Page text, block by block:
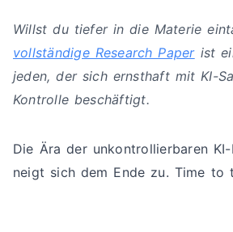
Willst du tiefer in die Materie
vollständige Research Paperist
jeden, der sich ernsthaft mit KI-
Kontrolle beschäftigt.
Die Ära der unkontrollierbaren
neigt sich dem Ende zu. Time to